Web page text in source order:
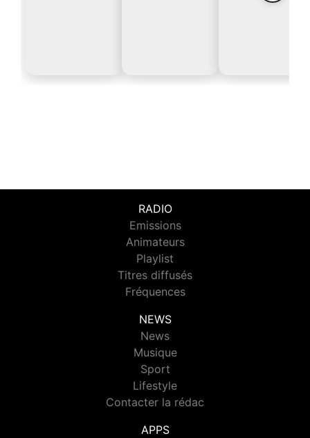
RADIO
Emissions
Animateurs
Playlist
Titres diffusés
Fréquences
NEWS
News
Musique
Sport
Lifestyle
Contacter la rédac
APPS